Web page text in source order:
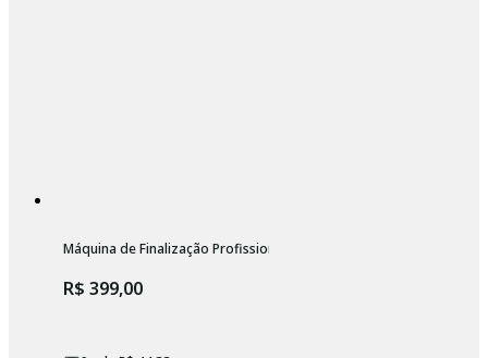
Máquina de Finalização Profissional Sem Fio Wahl Micro Power
R$ 399,00